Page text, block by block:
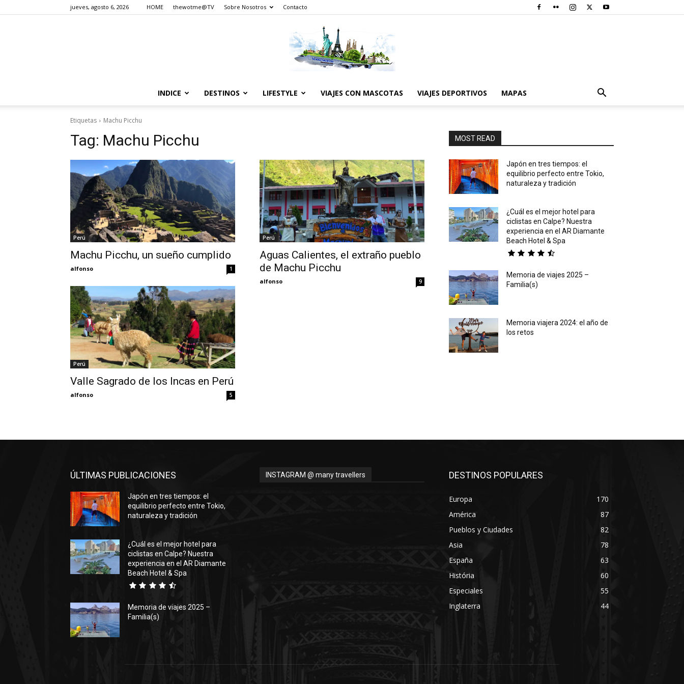
jueves, agosto 6, 2026 HOME thewotme@TV Sobre Nosotros Contacto
World
Thru
INDICE DESTINOS LIFESTYLE VIAJES CON MASCOTAS VIAJES DEPORTIVOS MAPAS
Etiquetas Machu Picchu
Tag: Machu Picchu
Perú
Machu Picchu, un sueño cumplido
alfonso 1
Perú
Aguas Calientes, el extraño pueblo
de Machu Picchu
alfonso 9
Perú
Valle Sagrado de los Incas en Perú
alfonso 5
MOST READ
Japón en tres tiempos: el
equilibrio perfecto entre Tokio,
naturaleza y tradición
¿Cuál es el mejor hotel para
ciclistas en Calpe? Nuestra
experiencia en el AR Diamante
Beach Hotel & Spa
Memoria de viajes 2025 –
Familia(s)
Memoria viajera 2024: el año de
los retos
ÚLTIMAS PUBLICACIONES
Japón en tres tiempos: el
equilibrio perfecto entre Tokio,
naturaleza y tradición
¿Cuál es el mejor hotel para
ciclistas en Calpe? Nuestra
experiencia en el AR Diamante
Beach Hotel & Spa
Memoria de viajes 2025 –
Familia(s)
INSTAGRAM @ many travellers DESTINOS POPULARES
Europa
170
América
87
Pueblos y Ciudades
82
Asia
78
España
63
História
60
Especiales
55
Inglaterra
44